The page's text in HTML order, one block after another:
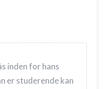
inden for hans
er studerende kan